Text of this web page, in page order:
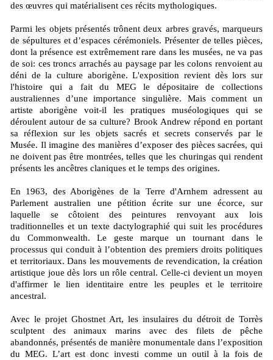
des œuvres qui matérialisent ces récits mythologiques.
Parmi les objets présentés trônent deux arbres gravés, marqueurs
de sépultures et d’espaces cérémoniels. Présenter de telles pièces,
dont la présence est extrêmement rare dans les musées, ne va pas
de soi: ces troncs arrachés au paysage par les colons renvoient au
déni de la culture aborigène. L'exposition revient dès lors sur
l'histoire qui a fait du MEG le dépositaire de collections
australiennes d’une importance singulière. Mais comment un
artiste aborigène voit-il les pratiques muséologiques qui se
déroulent autour de sa culture? Brook Andrew répond en portant
sa réflexion sur les objets sacrés et secrets conservés par le
Musée. Il imagine des manières d’exposer des pièces sacrées, qui
ne doivent pas être montrées, telles que les churingas qui rendent
présents les ancêtres claniques et le temps des origines.
En 1963, des Aborigènes de la Terre d'Arnhem adressent au
Parlement australien une pétition écrite sur une écorce, sur
laquelle se côtoient des peintures renvoyant aux lois
traditionnelles et un texte dactylographié qui suit les procédures
du Commonwealth. Le geste marque un tournant dans le
processus qui conduit à l’obtention des premiers droits politiques
et territoriaux. Dans les mouvements de revendication, la création
artistique joue dès lors un rôle central. Celle-ci devient un moyen
d'affirmer le lien identitaire entre les peuples et le territoire
ancestral.
Avec le projet Ghostnet Art, les insulaires du détroit de Torrès
sculptent des animaux marins avec des filets de pêche
abandonnés, présentés de manière monumentale dans l’exposition
du MEG. L’art est donc investi comme un outil à la fois de